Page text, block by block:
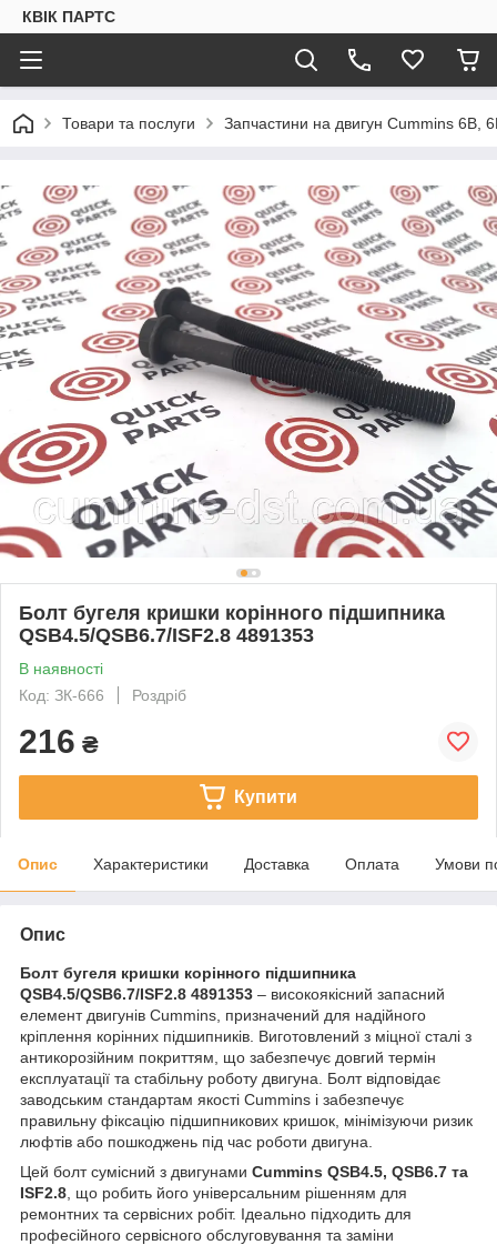
КВІК ПАРТС
Товари та послуги Запчастини на двигун Cummins 6B,
Болт бугеля кришки корінного підшипника
QSB4.5/QSB6.7/ISF2.8 4891353
В наявності
Код: ЗК-666
Роздріб
216 ₴
Купити
Опис Характеристики Доставка Оплата Умови
Опис
Болт бугеля кришки корінного підшипника
QSB4.5/QSB6.7/ISF2.8 4891353 – високоякісний запасний
елемент двигунів Cummins, призначений для надійного
кріплення корінних підшипників. Виготовлений з міцної сталі з
антикорозійним покриттям, що забезпечує довгий термін
експлуатації та стабільну роботу двигуна. Болт відповідає
заводським стандартам якості Cummins і забезпечує
правильну фіксацію підшипникових кришок, мінімізуючи ризик
люфтів або пошкоджень під час роботи двигуна.
Цей болт сумісний з двигунами Cummins QSB4.5, QSB6.7 та
ISF2.8 , що робить його універсальним рішенням для
ремонтних та сервісних робіт. Ідеально підходить для
професійного сервісного обслуговування та заміни